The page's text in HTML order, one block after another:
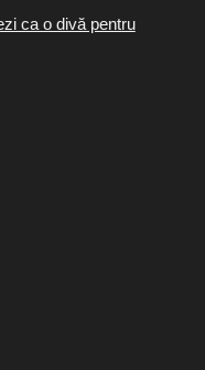
ca o divă pentru